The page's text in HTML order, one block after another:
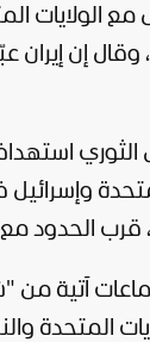
الولايات
وقال إن
الثوري
قرب الحدود مع
آتية من
المتحدة